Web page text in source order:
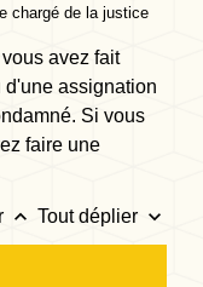
chargé de la justice
avez fait
d'une assignation
Si vous
faire une
keyboard_arrow_up Tout déplier keyboard_arrow_down